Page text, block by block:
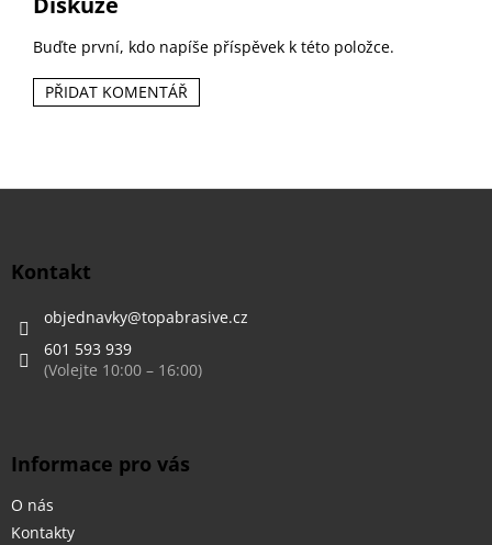
Buďte první, kdo napíše příspěvek k této položce.
PŘIDAT KOMENTÁŘ
Z
Kontakt
objednavky@topabrasive.cz
601 593 939
Informace pro vás
O nás
Kontakty